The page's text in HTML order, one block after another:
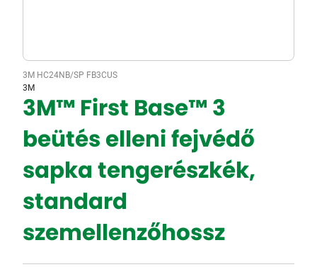
3M HC24NB/SP FB3CUS
3M
3M™ First Base™ 3
beütés elleni fejvédő
sapka tengerészkék,
standard
szemellenzőhossz